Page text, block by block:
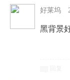
好莱坞
黑背景